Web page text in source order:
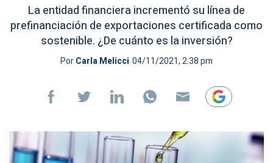
La entidad financiera incrementó su línea de
prefinanciación de exportaciones certificada como
sostenible. ¿De cuánto es la inversión?
PorCarla Melicci 04/11/2021, 2:38 pm